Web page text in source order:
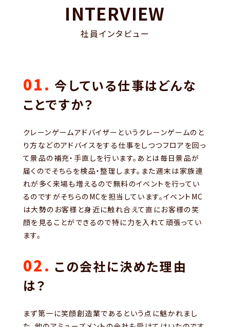
INTERVIEW
社員インタビュー
01. 今している仕事はどんな
ことですか？
クレーンゲームアドバイザーというクレーンゲームのと
り方などのアドバイスをする仕事をしつつフロアを回っ
て景品の補充・手直しを行います。あとは毎日景品が
届くのでそちらを検品・整理します。また週末は家族連
れが多く来場も増えるので無料のイベントを行ってい
るのですがそちらのMCを担当しています。イベントMC
は大勢のお客様と身近に触れ合えて直にお客様の笑
顔を見ることができるので特に力を入れて頑張ってい
ます。
02. この会社に決めた理由
は？
まず第一に笑顔創造業であるという点に魅かれまし